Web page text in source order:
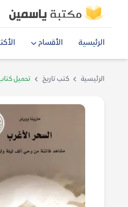
الرئيسية الأقسام
الرئيسية كتب تاريخ تحميل